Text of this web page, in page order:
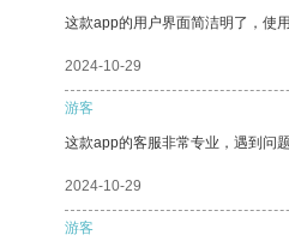
这款app的用户界面简洁明了，使
2024-10-29
游客
这款app的客服非常专业，遇到问
2024-10-29
游客